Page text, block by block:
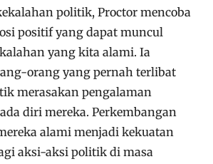
politik, Proctor mencoba
positif yang dapat muncul
yang kita alami. Ia
orang yang pernah terlibat
merasakan pengalaman
diri mereka. Perkembangan
alami menjadi kekuatan
aksi-aksi politik di masa